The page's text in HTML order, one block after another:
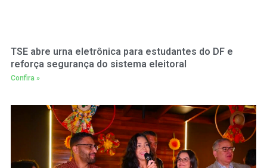
TSE abre urna eletrônica para estudantes do DF e
reforça segurança do sistema eleitoral
Confira »